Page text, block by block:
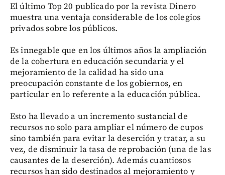
El último Top 20 publicado por la revista Dinero
muestra una ventaja considerable de los colegios
privados sobre los públicos.
Es innegable que en los últimos años la ampliación
de la cobertura en educación secundaria y el
mejoramiento de la calidad ha sido una
preocupación constante de los gobiernos, en
particular en lo referente a la educación pública.
Esto ha llevado a un incremento sustancial de
recursos no solo para ampliar el número de cupos
sino también para evitar la deserción y tratar, a su
vez, de disminuir la tasa de reprobación (una de las
causantes de la deserción). Además cuantiosos
recursos han sido destinados al mejoramiento y